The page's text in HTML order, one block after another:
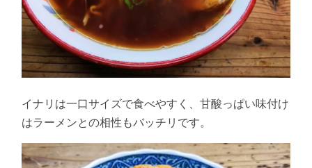
イナリは一口サイズで食べやすく、甘酸っぱい味付け
はラーメンとの相性もバッチリです。